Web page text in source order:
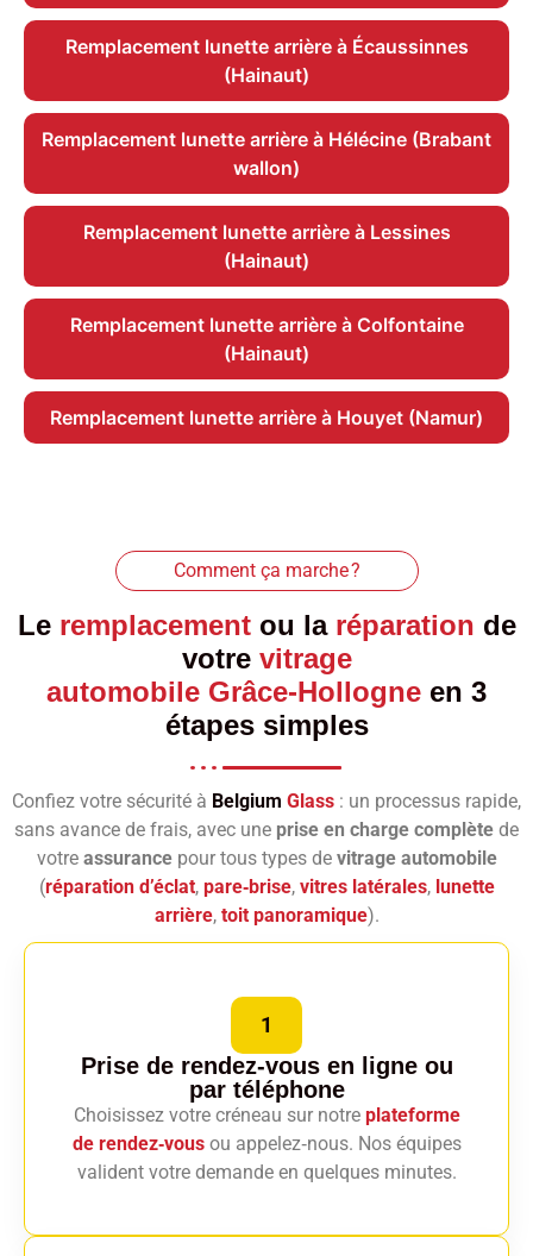
Remplacement lunette arrière à Écaussinnes
(Hainaut)
Remplacement lunette arrière à Hélécine (Brabant
wallon)
Remplacement lunette arrière à Lessines
(Hainaut)
Remplacement lunette arrière à Colfontaine
(Hainaut)
Remplacement lunette arrière à Houyet (Namur)
Comment ça marche ?
Le remplacementou la réparation de
votre vitrage
automobile Grâce-Hollogne en 3
étapes simples
Confiez votre sécurité à Belgium Glass : un processus rapide,
sans avance de frais, avec une prise en charge complète de
votre assurancepour tous types de vitrage automobile
(réparation d’éclat, pare‑brise, vitres latérales, lunette
arrière, toit panoramique).
1
Prise de rendez-vous en ligne ou
par téléphone
Choisissez votre créneau sur notre plateforme
de rendez‑vousou appelez‑nous. Nos équipes
valident votre demande en quelques minutes.